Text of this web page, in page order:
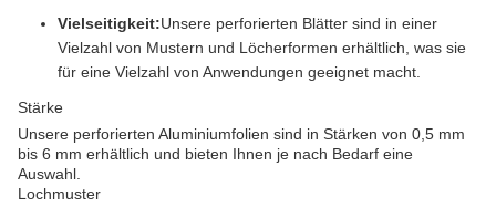
Vielseitigkeit:Unsere perforierten Blätter sind in einer
Vielzahl von Mustern und Löcherformen erhältlich, was sie
für eine Vielzahl von Anwendungen geeignet macht.
Stärke
Unsere perforierten Aluminiumfolien sind in Stärken von 0,5 mm
bis 6 mm erhältlich und bieten Ihnen je nach Bedarf eine
Auswahl.
Lochmuster